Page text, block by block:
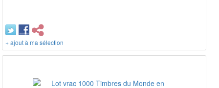
+ ajout à ma sélection